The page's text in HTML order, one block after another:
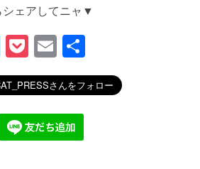
ェアしてニャ▼
H
at
e
n
a
P
o
ck
et
E
m
ail
有